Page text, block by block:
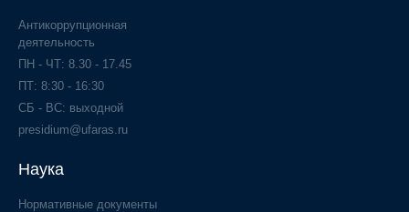
Антикоррупционная
деятельность
ПН - ЧТ: 8.30 - 17.45
ПТ: 8:30 - 16:30
СБ - ВС: выходной
presidium@ufaras.ru
Наука
Нормативные документы